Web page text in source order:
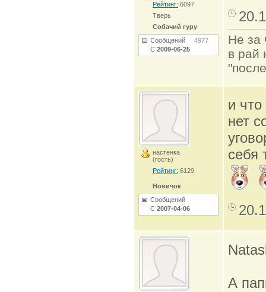
Рейтинг: 6097
Тверь
Собачий гуру
Сообщений 4977
С 2009-06-25
Не за
в рай
настенка
(гость)
Рейтинг: 6129
Новичок
Сообщений
С 2007-04-06
и
нет
себя
А